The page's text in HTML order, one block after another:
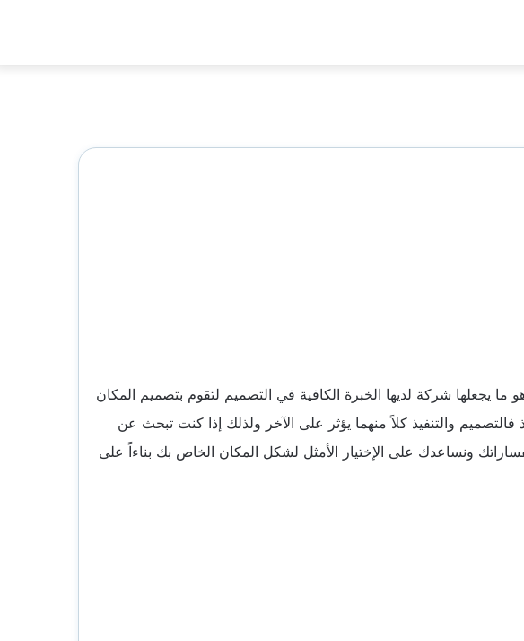
يجعلها شركة لديها الخبرة الكافية في التصميم لتقوم بتصميم المكان
والتنفيذ كلاً منهما يؤثر على الآخر ولذلك إذا كنت تبحث عن
ونساعدك على الإختيار الأمثل لشكل المكان الخاص بك بناءاً على